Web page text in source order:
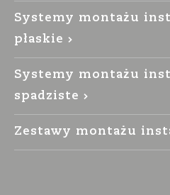
Systemy montażu
płaskie
Systemy montażu
spadziste
Zestawy montażu